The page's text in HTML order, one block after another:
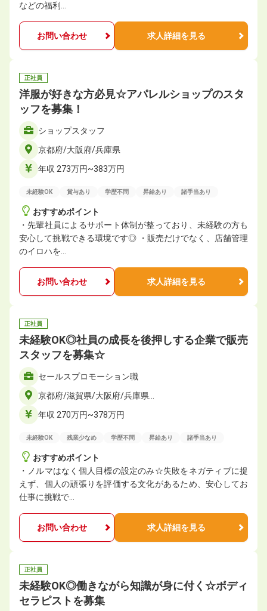
などの福利…
お問い合わせ 求人詳細を見る
正社員
洋服が好きな方必見☆アパレルショップのスタ
ッフを募集！
ショップスタッフ
京都府/大阪府/兵庫県
年収 273万円~383万円
未経験OK 賞与あり 学歴不問 昇給あり 諸手当あり
おすすめポイント
・先輩社員によるサポート体制が整っており、未経験の方も
安心して挑戦できる環境です◎ ・販売だけでなく、店舗管理
のイロハを…
お問い合わせ 求人詳細を見る
正社員
未経験OK◎社員の成長を後押しする企業で販売
スタッフを募集☆
セールスプロモーション職
京都府/滋賀県/大阪府/兵庫県…
年収 270万円~378万円
未経験OK 残業少なめ 学歴不問 昇給あり 諸手当あり
おすすめポイント
・ノルマはなく個人目標の設定のみ☆失敗をネガティブに捉
えず、個人の頑張りを評価する文化があるため、安心してお
仕事に挑戦で…
お問い合わせ 求人詳細を見る
正社員
未経験OK◎働きながら知識が身に付く☆ボディ
セラピストを募集